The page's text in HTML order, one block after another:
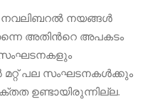
നയങ്ങൾ
അതിന്‍റെ അപകടം
മറ്റ് പല സംഘടനകൾക്കും
ഉണ്ടായിരുന്നില്ല.